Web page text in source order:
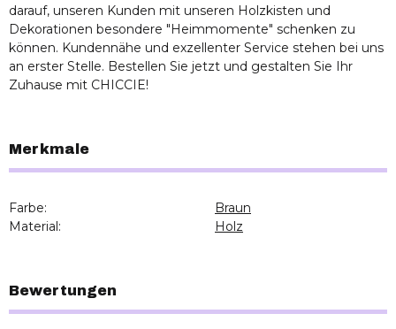
darauf, unseren Kunden mit unseren Holzkisten und
Dekorationen besondere "Heimmomente" schenken zu
können. Kundennähe und exzellenter Service stehen bei uns
an erster Stelle. Bestellen Sie jetzt und gestalten Sie Ihr
Zuhause mit CHICCIE!
Merkmale
Farbe:
Braun
Material:
Holz
Bewertungen